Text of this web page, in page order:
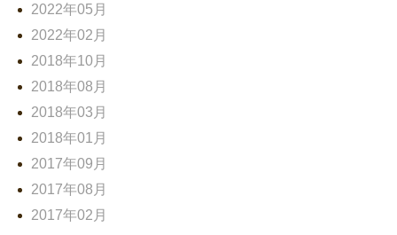
2022年05月
2022年02月
2018年10月
2018年08月
2018年03月
2018年01月
2017年09月
2017年08月
2017年02月